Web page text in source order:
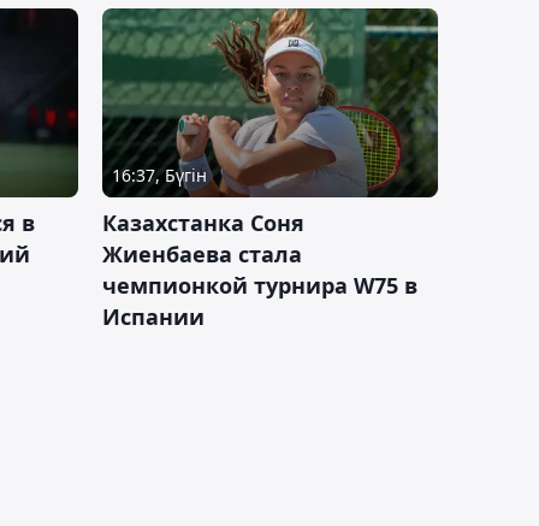
в
16:37, Бүгін
Казахстанка Соня
Жиенбаева стала
чемпионкой турнира W75 в
Испании